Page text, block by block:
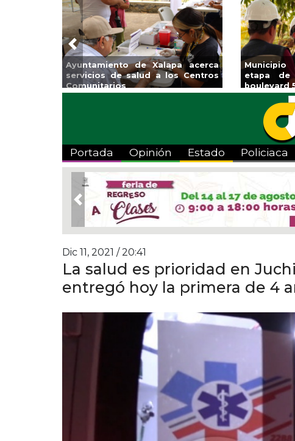
Municipio arrancará primera
etapa de rehabilitación en el
boulevard 5 de febrero
Impulsa
Venta
Previous
Portada Opinión Estado Policiaca
Previous
Dic 11, 2021 / 20:41
La salud es prioridad en
entregó hoy la primera de 4